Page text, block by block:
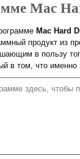
Mac
Mac Hard
продукт из
в пользу
в том, что